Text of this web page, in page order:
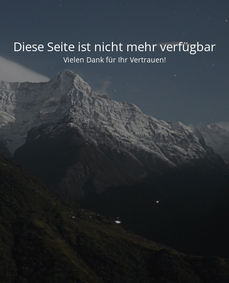
Diese Seite ist nicht mehr verfügbar
Vielen Dank für Ihr Vertrauen!